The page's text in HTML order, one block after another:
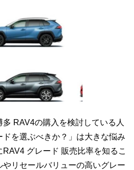
RAV4の購入を検討している人
を選ぶべきか？」は大きな悩み
グレード 販売比率を知るこ
リセールバリューの高いグレー